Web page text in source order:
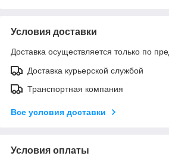
Условия доставки
Доставка осуществляется только по
Доставка курьерской службой
Транспортная компания
Все условия доставки
Условия оплаты